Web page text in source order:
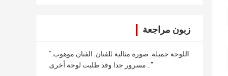
زبون مراجعة
"اللوحة جميلة. صورة مثالية للفنان. الفنان موهوب.
مسرور جدا وقد طلبت لوحة أخرى .."